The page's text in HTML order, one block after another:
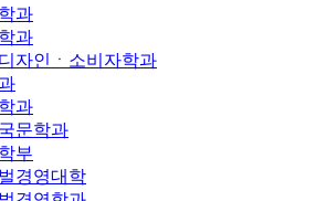
과
과
자인ㆍ소비자학과
과
문학과
부
경영대학